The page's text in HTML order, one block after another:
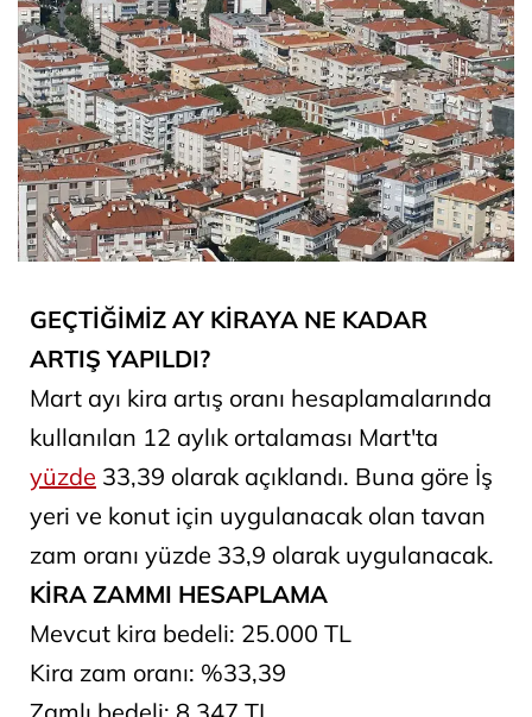
GEÇTİĞİMİZ AY KİRAYA NE KADAR
ARTIŞ YAPILDI?
Mart ayı kira artış oranı hesaplamalarında
kullanılan 12 aylık ortalaması Mart'ta
yüzde 33,39 olarak açıklandı. Buna göre İş
yeri ve konut için uygulanacak olan tavan
zam oranı yüzde 33,9 olarak uygulanacak.
KİRA ZAMMI HESAPLAMA
Mevcut kira bedeli: 25.000 TL
Kira zam oranı: %33,39